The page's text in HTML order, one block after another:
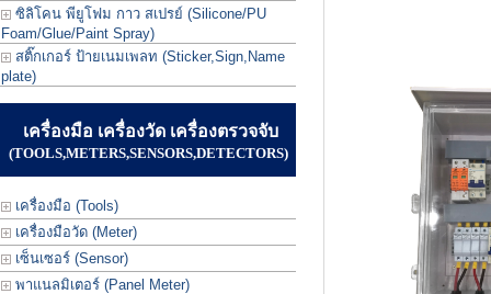
ซิลิโคน พียูโฟม กาว สเปรย์ (Silicone/PU
Foam/Glue/Paint Spray)
สติ๊กเกอร์ ป้ายเนมเพลท (Sticker,Sign,Name
plate)
เครื่องมือ เครื่องวัด เครื่องตรวจจับ
(TOOLS,METERS,SENSORS,DETECTORS)
เครื่องมือ (Tools)
เครื่องมือวัด (Meter)
เซ็นเซอร์ (Sensor)
พาแนลมิเตอร์ (Panel Meter)